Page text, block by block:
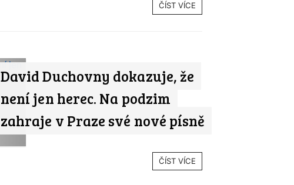
ČÍST VÍCE
David Duchovny dokazuje, že
není jen herec. Na podzim
zahraje v Praze své nové písně
ČÍST VÍCE